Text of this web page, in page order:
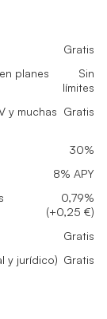
Gratis
planes
Sin
límites
y muchas Gratis
30%
8% APY
0,79%
(+0,25 €)
Gratis
y jurídico) Gratis